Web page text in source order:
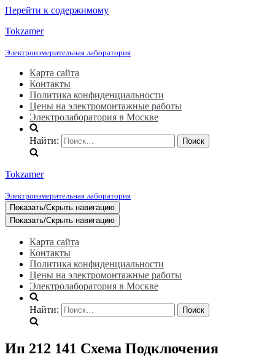
Перейти к содержимому
Tokzamer
Электроизмерительная лаборатория
Карта сайта
Контакты
Политика конфиденциальности
Цены на электромонтажные работы
Электролаборатория в Москве
Найти:
Tokzamer
Электроизмерительная лаборатория
Показать/Скрыть навигацию
Показать/Скрыть навигацию
Карта сайта
Контакты
Политика конфиденциальности
Цены на электромонтажные работы
Электролаборатория в Москве
Найти:
Ип 212 141 Схема Подключения